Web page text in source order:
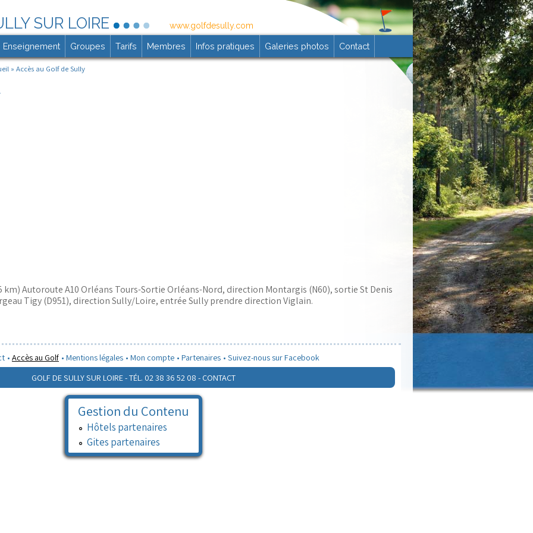
au
contenu
principal
SUR LOIRE www.golfdesully.com
Enseignement Groupes Tarifs Membres Infos pratiques Galeries photos Contact
» Accès au Golf de Sully
km) Autoroute A10 Orléans Tours-Sortie Orléans-Nord, direction Montargis (N60), sortie St Denis
Tigy (D951), direction Sully/Loire, entrée Sully prendre direction Viglain.
Accès au Golf Mentions légales Mon compte Partenaires
Suivez-nous sur Facebook
GOLF DE SULLY SUR LOIRE - TÉL. 02 38 36 52 08 - CONTACT
Gestion du Contenu
Hôtels partenaires
Gites partenaires